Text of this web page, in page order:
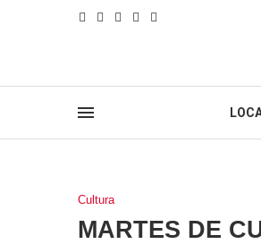
Cultura
MARTES DE